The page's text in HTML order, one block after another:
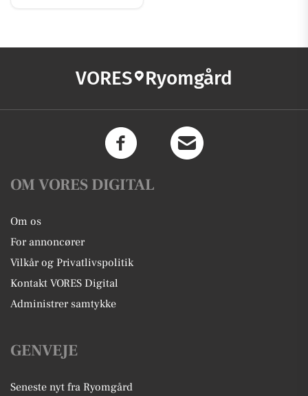
VORES Ryomgård
OM VORES DIGITAL
Om os
For annoncører
Vilkår og Privatlivspolitik
Kontakt VORES Digital
Administrer samtykke
GENVEJE
Seneste nyt fra Ryomgård